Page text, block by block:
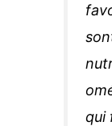
qui